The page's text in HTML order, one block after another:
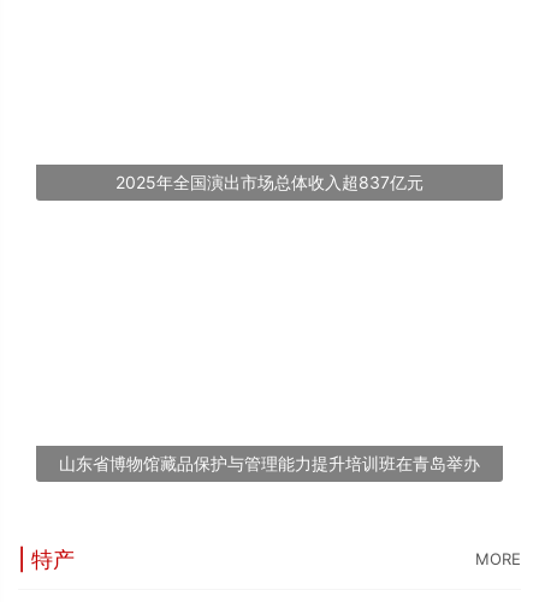
2025年全国演出市场总体收入超837亿元
山东省博物馆藏品保护与管理能力提升培训班在青岛举办
| 特产 MORE